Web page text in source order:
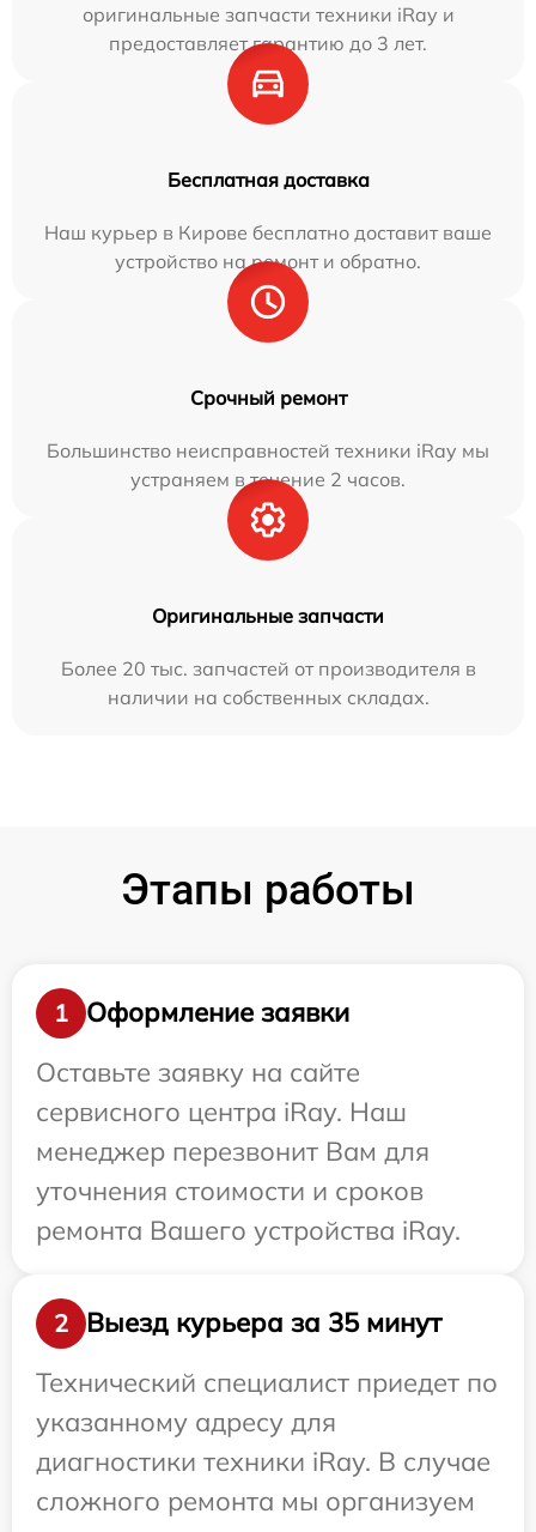
оригинальные запчасти техники iRay и
предоставляет гарантию до 3 лет.
Бесплатная доставка
Наш курьер в Кирове бесплатно доставит ваше
устройство на ремонт и обратно.
Срочный ремонт
Большинство неисправностей техники iRay мы
устраняем в течение 2 часов.
Оригинальные запчасти
Более 20 тыс. запчастей от производителя в
наличии на собственных складах.
Этапы работы
1
Оформление заявки
Оставьте заявку на сайте
сервисного центра iRay. Наш
менеджер перезвонит Вам для
уточнения стоимости и сроков
ремонта Вашего устройства iRay.
2
Выезд курьера за 35 минут
Технический специалист приедет по
указанному адресу для
диагностики техники iRay. В случае
сложного ремонта мы организуем